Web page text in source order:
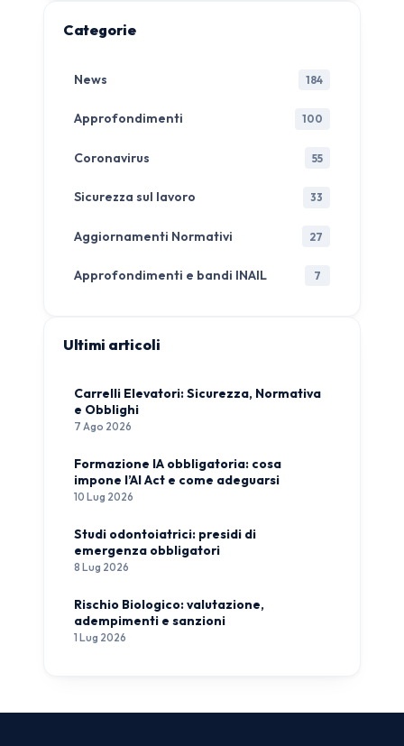
Categorie
News 184
Approfondimenti 100
Coronavirus 55
Sicurezza sul lavoro 33
Aggiornamenti Normativi 27
Approfondimenti e bandi INAIL 7
Ultimi articoli
Carrelli Elevatori: Sicurezza, Normativa
e Obblighi
7 Ago 2026
Formazione IA obbligatoria: cosa
impone l’AI Act e come adeguarsi
10 Lug 2026
Studi odontoiatrici: presidi di
emergenza obbligatori
8 Lug 2026
Rischio Biologico: valutazione,
adempimenti e sanzioni
1 Lug 2026